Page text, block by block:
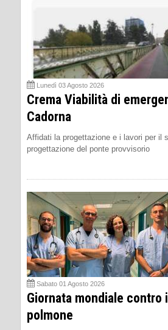
Lunedì 03 Agosto 2026
Crema Viabilità di
Cadorna
Affidati la progettazione e i lavori per il
progettazione del ponte provvisorio
Sabato 01 Agosto 2026
Giornata mondiale contro
polmone